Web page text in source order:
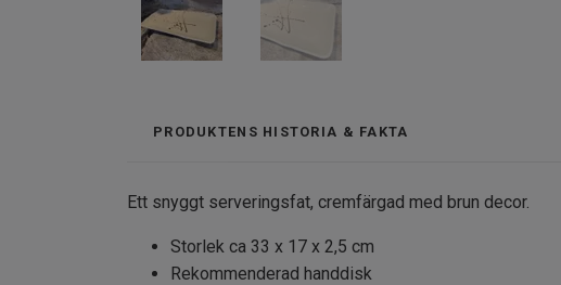
PRODUKTENS HISTORIA & FAKTA
Ett snyggt serveringsfat, cremfärgad med brun decor.
Storlek ca 33 x 17 x 2,5 cm
Rekommenderad handdisk